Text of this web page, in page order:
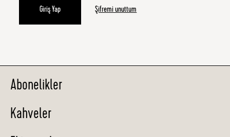
Giriş Yap Şifremi unuttum
Abonelikler
Kahveler